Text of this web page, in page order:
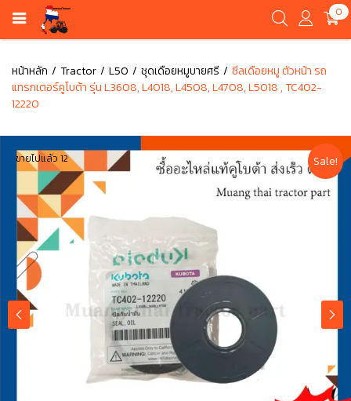
0
หน้าหลัก Tractor L50 ชุดเดือยหมูบายศรี
ซีลเดือยหมู ตัวหน้า รถ
แทรกเตอร์คูโบต้า รุ่น L3608, L4018, L4508, L4708, L5018 , TC402-
12220
ขายไปแล้ว 12 Sale!